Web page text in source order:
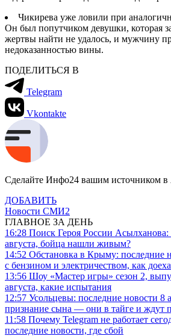
Чикирева уже ловили при
Он был попутчиком девушки, которая
жертвы найти не удалось, и мужчину
недоказанностью вины.
ПОДЕЛИТЬСЯ В
Telegram
Vkontakte
Сделайте Инфо24 вашим источником в
ДОБАВИТЬ
Новости СМИ2
ГЛАВНОЕ ЗА ДЕНЬ
16:28 Поиск Героя России Асылханова:
августа, бойца нашли живым?
14:52 Обстановка в Крыму: последние
с бензином и электричеством, как
13:56 Шоу «Мастер игры» сезон 2,
августа, какие испытания
12:57 Усольцевы: последние новости 8
признание сына — они в тайге и ждут
11:58 Почему Telegram не работает
последние новости, где сбой